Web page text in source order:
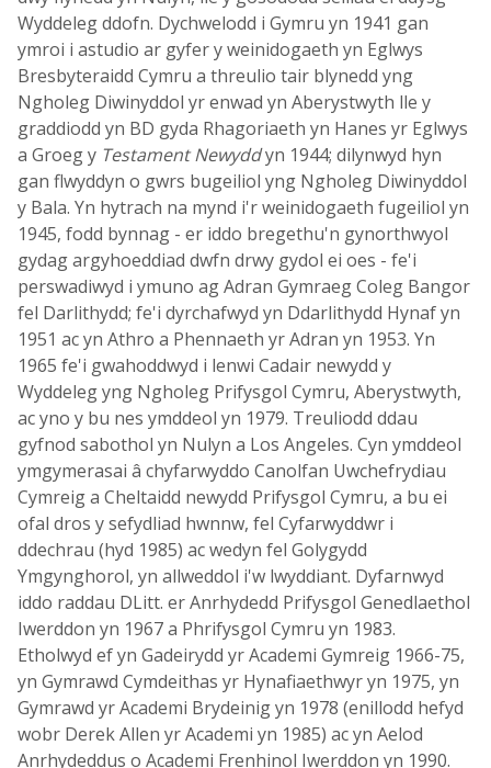
Wyddeleg ddofn. Dychwelodd i Gymru yn 1941 gan
ymroi i astudio ar gyfer y weinidogaeth yn Eglwys
Bresbyteraidd Cymru a threulio tair blynedd yng
Ngholeg Diwinyddol yr enwad yn Aberystwyth lle y
graddiodd yn BD gyda Rhagoriaeth yn Hanes yr Eglwys
a Groeg y Testament Newyddyn 1944; dilynwyd hyn
gan flwyddyn o gwrs bugeiliol yng Ngholeg Diwinyddol
y Bala. Yn hytrach na mynd i'r weinidogaeth fugeiliol yn
1945, fodd bynnag - er iddo bregethu'n gynorthwyol
gydag argyhoeddiad dwfn drwy gydol ei oes - fe'i
perswadiwyd i ymuno ag Adran Gymraeg Coleg Bangor
fel Darlithydd; fe'i dyrchafwyd yn Ddarlithydd Hynaf yn
1951 ac yn Athro a Phennaeth yr Adran yn 1953. Yn
1965 fe'i gwahoddwyd i lenwi Cadair newydd y
Wyddeleg yng Ngholeg Prifysgol Cymru, Aberystwyth,
ac yno y bu nes ymddeol yn 1979. Treuliodd ddau
gyfnod sabothol yn Nulyn a Los Angeles. Cyn ymddeol
ymgymerasai â chyfarwyddo Canolfan Uwchefrydiau
Cymreig a Cheltaidd newydd Prifysgol Cymru, a bu ei
ofal dros y sefydliad hwnnw, fel Cyfarwyddwr i
ddechrau (hyd 1985) ac wedyn fel Golygydd
Ymgynghorol, yn allweddol i'w lwyddiant. Dyfarnwyd
iddo raddau DLitt. er Anrhydedd Prifysgol Genedlaethol
Iwerddon yn 1967 a Phrifysgol Cymru yn 1983.
Etholwyd ef yn Gadeirydd yr Academi Gymreig 1966-75,
yn Gymrawd Cymdeithas yr Hynafiaethwyr yn 1975, yn
Gymrawd yr Academi Brydeinig yn 1978 (enillodd hefyd
wobr Derek Allen yr Academi yn 1985) ac yn Aelod
Anrhydeddus o Academi Frenhinol Iwerddon yn 1990.